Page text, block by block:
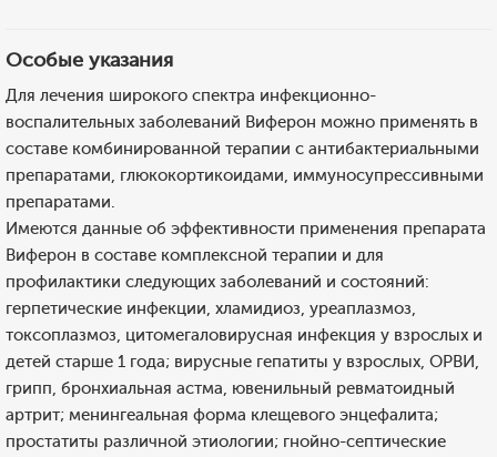
Особые указания
Для лечения широкого спектра инфекционно-
воспалительных заболеваний Виферон можно применять в
составе комбинированной терапии с антибактериальными
препаратами, глюкокортикоидами, иммуносупрессивными
препаратами.
Имеются данные об эффективности применения препарата
Виферон в составе комплексной терапии и для
профилактики следующих заболеваний и состояний:
герпетические инфекции, хламидиоз, уреаплазмоз,
токсоплазмоз, цитомегаловирусная инфекция у взрослых и
детей старше 1 года; вирусные гепатиты у взрослых, ОРВИ,
грипп, бронхиальная астма, ювенильный ревматоидный
артрит; менингеальная форма клещевого энцефалита;
простатиты различной этиологии; гнойно-септические